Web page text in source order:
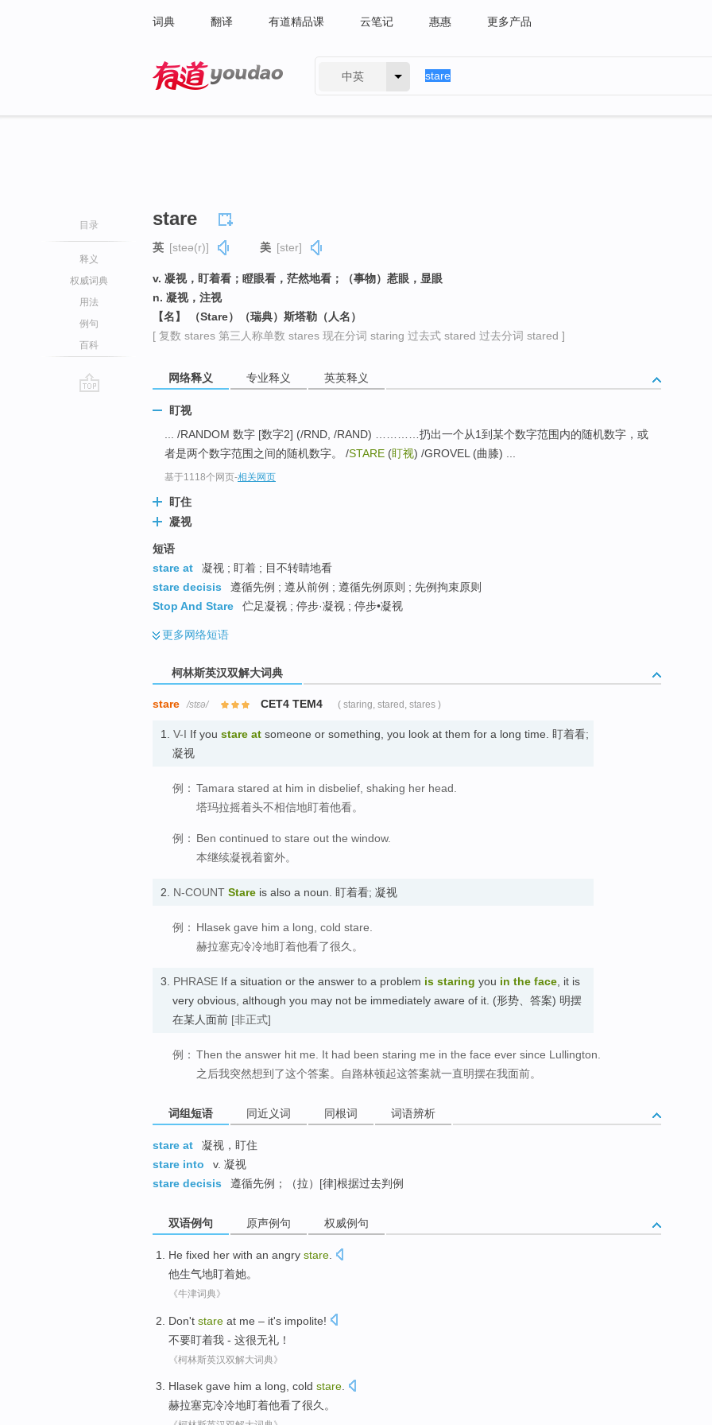
词典 翻译 有道精品课 云笔记 惠惠 更多产品
中英
目录
释义
权威词典
用法
例句
百科
stare
英 [steə(r)] 美 [ster]
v. 凝视，盯着看；瞪眼看，茫然地看；（事物）惹眼，显眼
n. 凝视，注视
【名】 （Stare）（瑞典）斯塔勒（人名）
[ 复数 stares 第三人称单数 stares 现在分词 staring 过去式 stared 过去分词 stared ]
网络释义 专业释义 英英释义
盯视
... /RANDOM 数字 [数字2] (/RND, /RAND) …………扔出一个从1到某个数字范围内的随机数字，或
者是两个数字范围之间的随机数字。 /STARE (盯视) /GROVEL (曲膝) ...
基于1118个网页-相关网页
盯住
凝视
短语
stare at
凝视 ; 盯着 ; 目不转睛地看
stare decisis
遵循先例 ; 遵从前例 ; 遵循先例原则 ; 先例拘束原则
Stop And Stare
伫足凝视 ; 停步·凝视 ; 停步•凝视
更多网络短语
柯林斯英汉双解大词典
stare /stɛə/ CET4 TEM4 ( staring, stared, stares )
1. V-I If you stare at someone or something, you look at them for a long time. 盯着看;
凝视
例： Tamara stared at him in disbelief, shaking her head.
塔玛拉摇着头不相信地盯着他看。
例： Ben continued to stare out the window.
本继续凝视着窗外。
2. N-COUNT Stare is also a noun. 盯着看; 凝视
例： Hlasek gave him a long, cold stare.
赫拉塞克冷冷地盯着他看了很久。
3. PHRASE If a situation or the answer to a problem is staring you in the face, it is
very obvious, although you may not be immediately aware of it. (形势、答案) 明摆
在某人面前 [非正式]
例： Then the answer hit me. It had been staring me in the face ever since Lullington.
之后我突然想到了这个答案。自路林顿起这答案就一直明摆在我面前。
词组短语 同近义词 同根词 词语辨析
stare at
凝视，盯住
stare into
v. 凝视
stare decisis
遵循先例；（拉）[律]根据过去判例
双语例句 原声例句 权威例句
He fixed her with an angry stare
他生气地盯着她。
《牛津词典》
Don't stare at me – it's impolite!
不要盯着我 - 这很无礼！
《柯林斯英汉双解大词典》
Hlasek gave him a long, cold stare.
赫拉塞克冷冷地盯着他看了很久。